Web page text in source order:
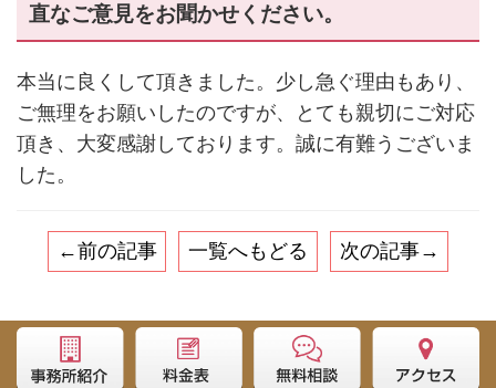
直なご意見をお聞かせください。
本当に良くして頂きました。少し急ぐ理由もあり、
ご無理をお願いしたのですが、とても親切にご対応
頂き、大変感謝しております。誠に有難うございま
した。
←前の記事 一覧へもどる 次の記事→